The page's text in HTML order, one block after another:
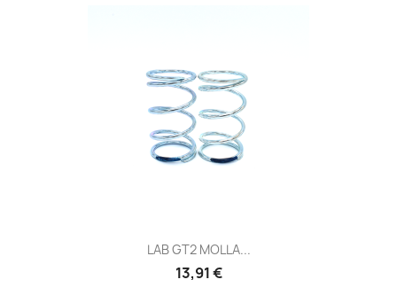
LAB GT2 MOLLA...
Prezzo
13,91 €